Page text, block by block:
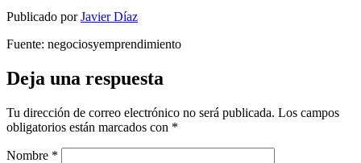
Publicado porJavier Díaz
Fuente: negociosyemprendimiento
Deja una respuesta
Tu dirección de correo electrónico no será publicada. Los campos
obligatorios están marcados con *
Nombre *